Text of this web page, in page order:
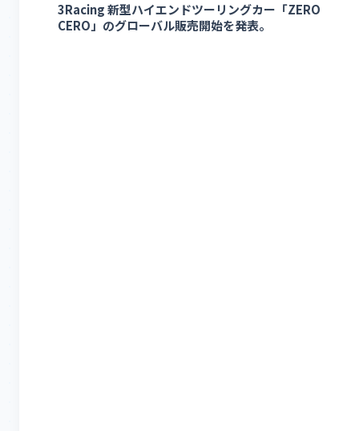
3Racing 新型ハイエンドツーリングカー「ZERO
CERO」のグローバル販売開始を発表。